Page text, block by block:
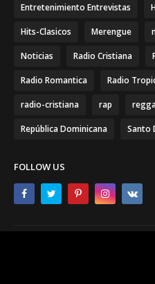
Entretenimiento Entrevistas
Hits-Clasicos Merengue
Noticias Radio Cristiana
Radio Romantica Radio
radio-cristiana rap
República Dominicana Santo
FOLLOW US